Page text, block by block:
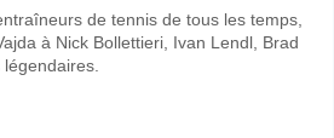
match, avec une probabilité de 44%
Marquent, avec un pourcentage de 65%.
de tennis de tous les temps,
à Nick Bollettieri, Ivan Lendl, Brad